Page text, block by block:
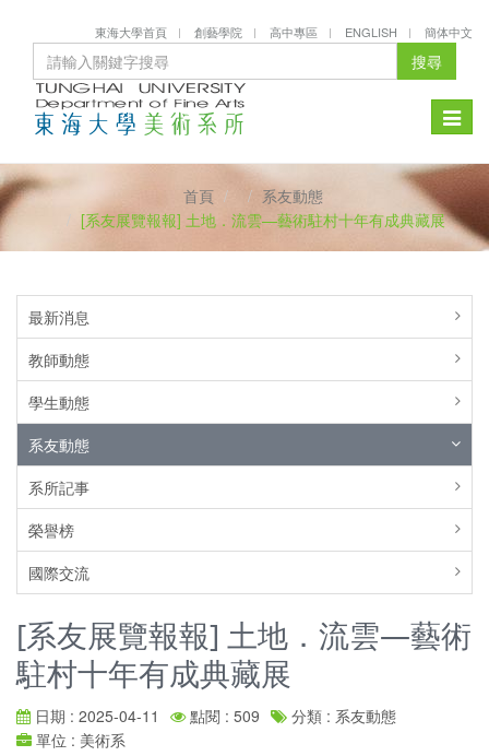
東海大學首頁 創藝學院 高中專區 ENGLISH 簡体中文
搜尋
Toggle
首頁
系友動態
[系友展覽報報] 土地．流雲—藝術駐村十年有成典藏展
最新消息
教師動態
學生動態
系友動態
系所記事
榮譽榜
國際交流
[系友展覽報報] 土地．流雲—藝術
駐村十年有成典藏展
日期 : 2025-04-11 點閱 : 509
分類 : 系友動態
單位 : 美術系